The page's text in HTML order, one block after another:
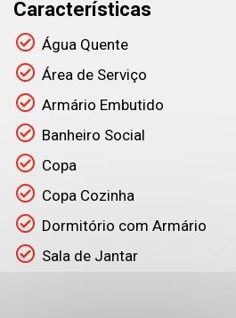
Características
Água Quente
Área de Serviço
Armário Embutido
Banheiro Social
Copa
Copa Cozinha
Dormitório com Armário
Sala de Jantar